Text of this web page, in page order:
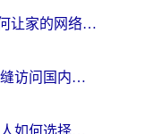
Openwrt 回国：在海外，如何让家的网络触手可及
香港翻墙回内地：海外党无缝访问国内资源的加速器选择全攻略